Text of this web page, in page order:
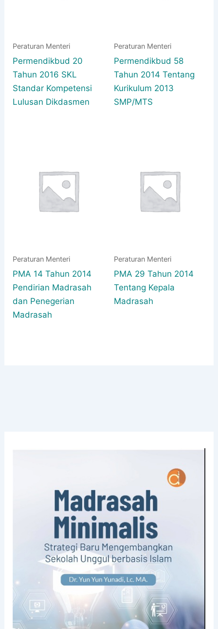
Peraturan Menteri
Permendikbud 20
Tahun 2016 SKL
Standar Kompetensi
Lulusan Dikdasmen
Peraturan Menteri
Permendikbud 58
Tahun 2014 Tentang
Kurikulum 2013
SMP/MTS
Peraturan Menteri
PMA 14 Tahun 2014
Pendirian Madrasah
dan Penegerian
Madrasah
Peraturan Menteri
PMA 29 Tahun 2014
Tentang Kepala
Madrasah